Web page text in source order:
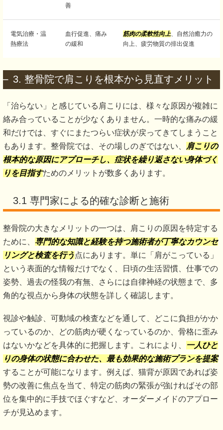
善
電気治療・温
熱療法
血行促進、痛み
の緩和
筋肉の柔軟性向上、自然治癒力の
向上、疲労物質の排出促進
3. 整骨院で肩こりを根本から見直すメリット
「治らない」と感じている肩こりには、様々な原因が複雑に
絡み合っていることが少なくありません。一時的な痛みの緩
和だけでは、すぐにまたつらい症状が戻ってきてしまうこと
もあります。整骨院では、その場しのぎではない、
肩こりの
根本的な原因にアプローチし、症状を繰り返さない身体づく
りを目指すためのメリットが数多くあります。
3.1 専門家による的確な診断と施術
整骨院の大きなメリットの一つは、肩こりの原因を特定する
ために、 専門的な知識と経験を持つ施術者が丁寧なカウンセ
リングと検査を行う 点にあります。単に「肩がこっている」
という表面的な情報だけでなく、日頃の生活習慣、仕事での
姿勢、過去の怪我の有無、さらには自律神経の状態まで、多
角的な視点から身体の状態を詳しく確認します。
視診や触診、可動域の検査などを通して、どこに負担がかか
っているのか、どの筋肉が硬くなっているのか、骨格に歪み
はないかなどを具体的に把握します。これにより、
一人ひと
りの身体の状態に合わせた、最も効果的な施術プランを提案
することが可能になります。例えば、猫背が原因であれば姿
勢の改善に焦点を当て、特定の筋肉の緊張が強ければその部
位を集中的に手技でほぐすなど、オーダーメイドのアプロー
チが見込めます。